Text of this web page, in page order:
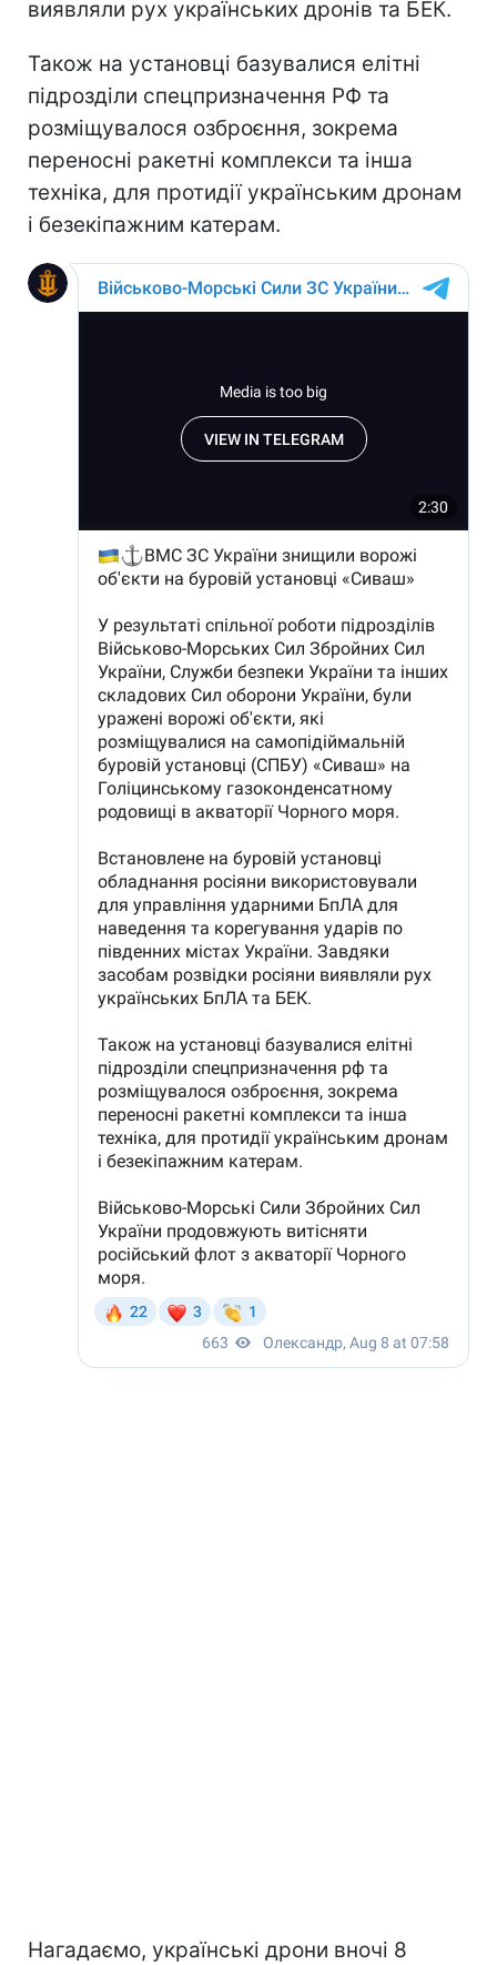
виявляли рух українських дронів та БЕК.
Також на установці базувалися елітні
підрозділи спецпризначення РФ та
розміщувалося озброєння, зокрема
переносні ракетні комплекси та інша
техніка, для протидії українським дронам
і безекіпажним катерам.
Нагадаємо, українські дрони вночі 8